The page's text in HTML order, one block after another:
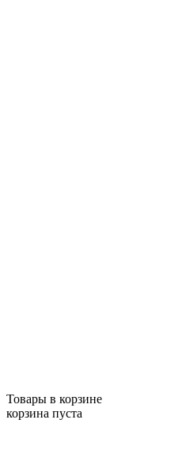
Товары в корзине
корзина пуста